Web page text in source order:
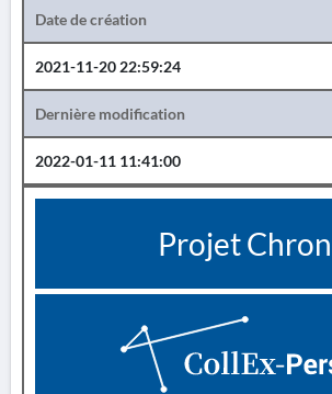
Date de création
2021-11-20 22:59:24
Dernière modification
2022-01-11 11:41:00
Projet